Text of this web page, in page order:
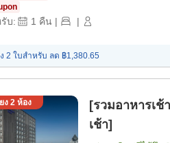
บ: 1 คืน | |
2 ใบสำหรับ ลด ฿1,380.65
ง 2 ห้อง
[รวมอาหารเช้
เช้า]